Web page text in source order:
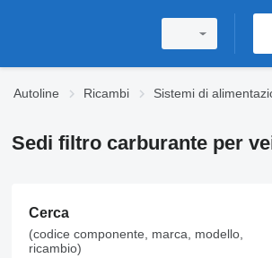
Autoline Ricambi Sistemi di
Sedi filtro carburante per
Cerca
(codice componente, marca, modello,
ricambio)